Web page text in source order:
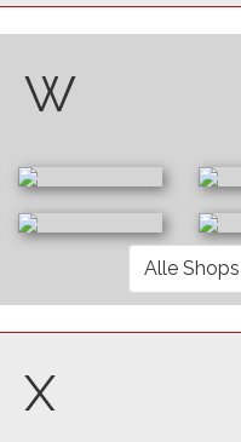
W
Alle
X